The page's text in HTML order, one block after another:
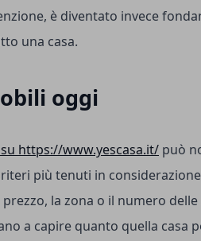
è diventato invece
una casa.
oggi
https://www.yescasa.it/ può
più tenuti in
la zona o il numero delle
a capire quanto quella casa